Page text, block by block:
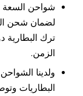
شواحن السعة
لضمان شحن
ترك البطارية
الزمن.
ولدينا
البطاريات